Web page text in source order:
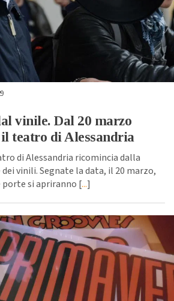
vinile. Dal 20 marzo
teatro di Alessandria
di Alessandria ricomincia dalla
vinili. Segnate la data, il 20 marzo,
porte si apriranno [...]